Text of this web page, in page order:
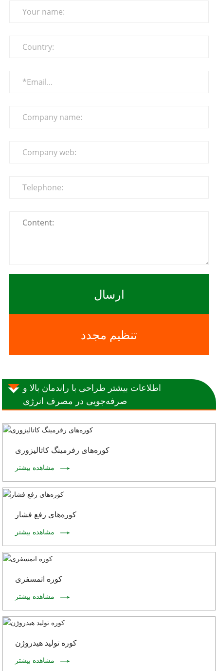
ارسال
تنظیم مجدد
اطلاعات بیشتر طراحی با راندمان بالا و
صرفه‌جویی در مصرف انرژی
کوره‌های رفرمینگ کاتالیزوری
مشاهده بیشتر
کوره‌های رفع فشار
مشاهده بیشتر
کوره اتمسفری
مشاهده بیشتر
کوره تولید هیدروژن
مشاهده بیشتر